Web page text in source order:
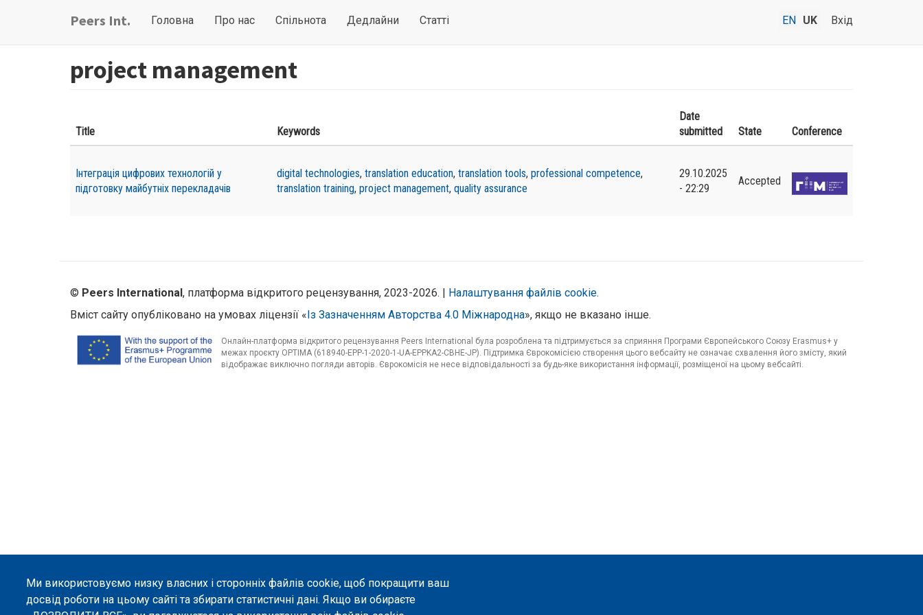
Peers Int.
Main
Головна Про нас Спільнота Дедлайни Статті
User
menu
Вхід
EN UK
project management
Title Keywords
Date
submitted
State Conference
Інтеграція цифрових технологій у
підготовку майбутніх перекладачів
digital technologies, translation education, translation tools, professional competence,
translation training, project management, quality assurance
29.10.2025
- 22:29
Accepted
Ми використовуємо низку власних і сторонніх файлів cookie, щоб покращити ваш
досвід роботи на цьому сайті та збирати статистичні дані. Якщо ви обираєте
© Peers International, платформа відкритого рецензування, 2023-2026. | Налаштування файлів cookie.
Вміст сайту опубліковано на умовах ліцензії «Із Зазначенням Авторства 4.0 Міжнародна», якщо не вказано інше.
Онлайн-платформа відкритого рецензування Peers International була розроблена та підтримується за сприяння Програми Європейського Союзу Erasmus+ у
межах проєкту OPTIMA (618940-EPP-1-2020-1-UA-EPPKA2-CBHE-JP). Підтримка Єврокомісією створення цього вебсайту не означає схвалення його змісту, який
відображає виключно погляди авторів. Єврокомісія не несе відповідальності за будь-яке використання інформації, розміщеної на цьому вебсайті.